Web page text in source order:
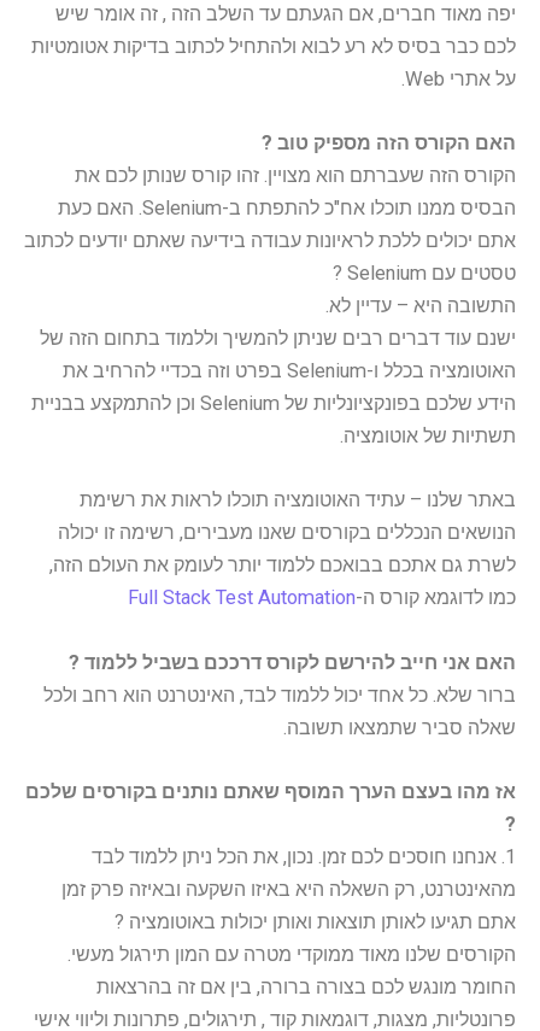
יפה מאוד חברים, אם הגעתם עד השלב הזה , זה אומר שיש
לכם כבר בסיס לא רע לבוא ולהתחיל לכתוב בדיקות אטומטיות
על אתרי Web.
האם הקורס הזה מספיק טוב ?
הקורס הזה שעברתם הוא מצויין. זהו קורס שנותן לכם את
הבסיס ממנו תוכלו אח"כ להתפתח ב-Selenium. האם כעת
אתם יכולים ללכת לראיונות עבודה בידיעה שאתם יודעים לכתוב
טסטים עם Selenium ?
התשובה היא – עדיין לא.
ישנם עוד דברים רבים שניתן להמשיך וללמוד בתחום הזה של
האוטומציה בכלל ו-Selenium בפרט וזה בכדיי להרחיב את
הידע שלכם בפונקציונליות של Selenium וכן להתמקצע בבניית
תשתיות של אוטומציה.
באתר שלנו – עתיד האוטומציה תוכלו לראות את רשימת
הנושאים הנכללים בקורסים שאנו מעבירים, רשימה זו יכולה
לשרת גם אתכם בבואכם ללמוד יותר לעומק את העולם הזה,
כמו לדוגמא קורס ה-Full Stack Test Automation
האם אני חייב להירשם לקורס דרככם בשביל ללמוד ?
ברור שלא. כל אחד יכול ללמוד לבד, האינטרנט הוא רחב ולכל
שאלה סביר שתמצאו תשובה.
אז מהו בעצם הערך המוסף שאתם נותנים בקורסים שלכם
?
1. אנחנו חוסכים לכם זמן. נכון, את הכל ניתן ללמוד לבד
מהאינטרנט, רק השאלה היא באיזו השקעה ובאיזה פרק זמן
אתם תגיעו לאותן תוצאות ואותן יכולות באוטומציה ?
הקורסים שלנו מאוד ממוקדי מטרה עם המון תירגול מעשי.
החומר מונגש לכם בצורה ברורה, בין אם זה בהרצאות
פרונטליות, מצגות, דוגמאות קוד , תירגולים, פתרונות וליווי אישי